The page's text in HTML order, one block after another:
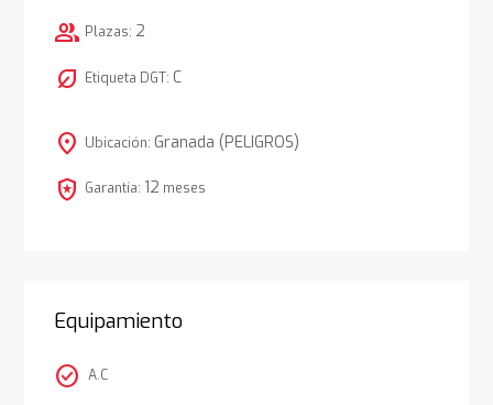
group Plazas: 2
nest_eco_leaf Etiqueta DGT: C
location_on Ubicación: Granada (PELIGROS)
local_police Garantía: 12 meses
Equipamiento
check_circle A.C